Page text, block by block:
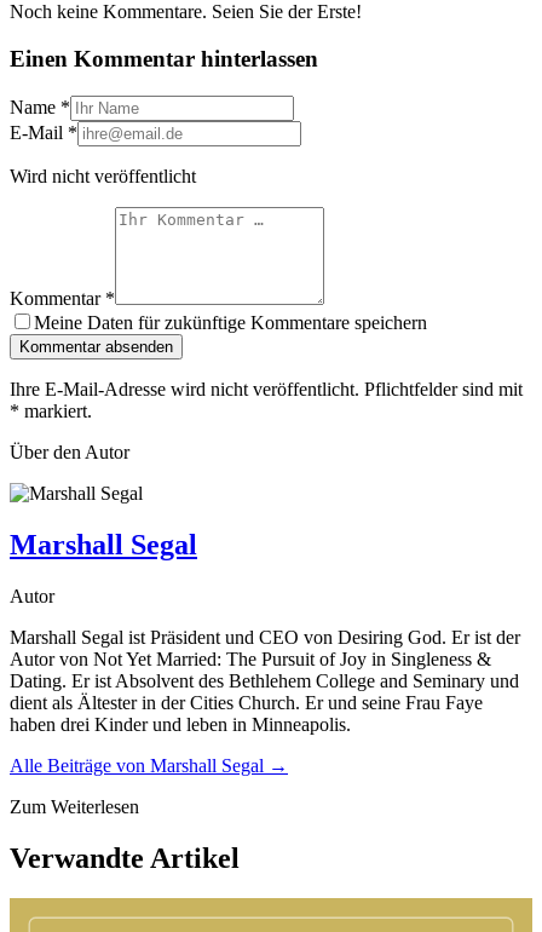
Noch keine Kommentare. Seien Sie der Erste!
Einen Kommentar hinterlassen
Name *
E-Mail *
Wird nicht veröffentlicht
Kommentar *
Meine Daten für zukünftige Kommentare speichern
Kommentar absenden
Ihre E-Mail-Adresse wird nicht veröffentlicht. Pflichtfelder sind mit
* markiert.
Über den Autor
Marshall Segal
Autor
Marshall Segal ist Präsident und CEO von Desiring God. Er ist der
Autor von Not Yet Married: The Pursuit of Joy in Singleness &
Dating. Er ist Absolvent des Bethlehem College and Seminary und
dient als Ältester in der Cities Church. Er und seine Frau Faye
haben drei Kinder und leben in Minneapolis.
Alle Beiträge von Marshall Segal →
Zum Weiterlesen
Verwandte Artikel